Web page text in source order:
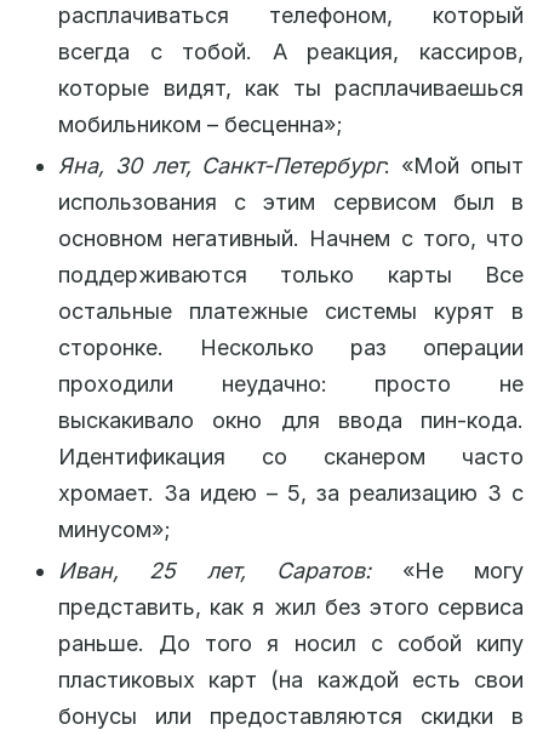
расплачиваться телефоном, который
всегда с тобой. А реакция, кассиров,
которые видят, как ты расплачиваешься
мобильником – бесценна»;
Яна, 30 лет, Санкт-Петербург: «Мой опыт
использования с этим сервисом был в
основном негативный. Начнем с того, что
поддерживаются только карты Все
остальные платежные системы курят в
сторонке. Несколько раз операции
проходили неудачно: просто не
выскакивало окно для ввода пин-кода.
Идентификация со сканером часто
хромает. За идею – 5, за реализацию 3 с
минусом»;
Иван, 25 лет, Саратов:«Не могу
представить, как я жил без этого сервиса
раньше. До того я носил с собой кипу
пластиковых карт (на каждой есть свои
бонусы или предоставляются скидки в